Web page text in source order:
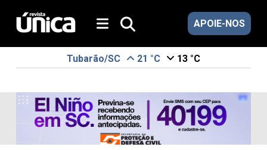
APOIE-NOS
Tubarão/SC 21 °C 13 °C